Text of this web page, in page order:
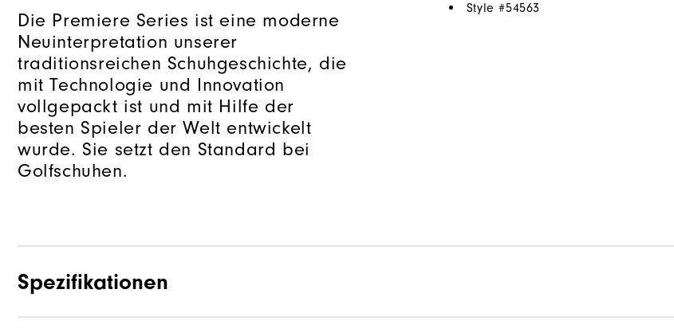
Die Premiere Series ist eine moderne
Neuinterpretation unserer
traditionsreichen Schuhgeschichte, die
mit Technologie und Innovation
vollgepackt ist und mit Hilfe der
besten Spieler der Welt entwickelt
wurde. Sie setzt den Standard bei
Golfschuhen.
Style #54563
Spezifikationen